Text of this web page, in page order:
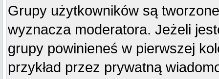
Grupy użytkowników są
wyznacza moderatora. Jeżeli
grupy powinieneś w pierwszej
przykład przez prywatną